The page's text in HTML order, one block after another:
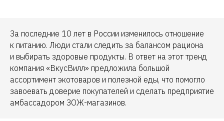
За последние 10 лет в России изменилось отношение
к питанию. Люди стали следить за балансом рациона
и выбирать здоровые продукты. В ответ на этот тренд
компания «ВкусВилл» предложила большой
ассортимент экотоваров и полезной еды, что помогло
завоевать доверие покупателей и сделать предприятие
амбассадором ЗОЖ-магазинов.